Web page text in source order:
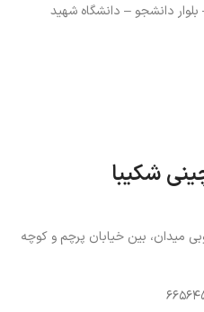
دانشجو – دانشگاه شهید
میدان، بین خیابان پرچم و کوچه